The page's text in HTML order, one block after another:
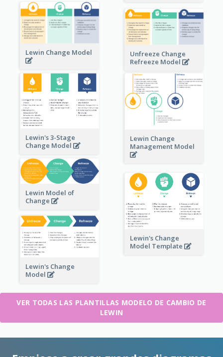
Lewin Change Model
Unfreeze Change
Refreeze Model
Lewin's 3-Stage
Change Model
Lewin Change
Management Model
Lewin Model of
Change
Lewin's Change
Model Template
Lewin's Change
Model
VER TODAS LAS PLANTILLAS MODELO DE CAMBIO DE
LEWIN